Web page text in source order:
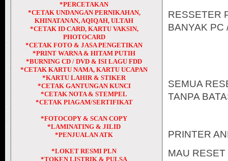
RESSETER
BANYAK PC
SEMUA
TANPA
PRINTER
MAU
*PERCETAKAN
*CETAK UNDANGAN PERNIKAHAN,
KHINATANAN, AQIQAH, ULTAH
*CETAK ID CARD, KARTU VAKSIN,
PHOTOCARD
*CETAK FOTO & JASA PENGETIKAN
*PRINT WARNA & HITAM PUTIH
*BURNING CD / DVD & ISI LAGU FDD
*CETAK KARTU NAMA, KARTU UCAPAN
*KARTU LAHIR & STIKER
*CETAK GANTUNGAN KUNCI
*CETAK NOTA & STEMPEL
*CETAK PIAGAM/SERTIFIKAT
*FOTOCOPY & SCAN COPY
*LAMINATING & JILID
*PENJUALAN ATK
*LOKET RESMI PLN
*TOKEN LISTRIK & PULSA